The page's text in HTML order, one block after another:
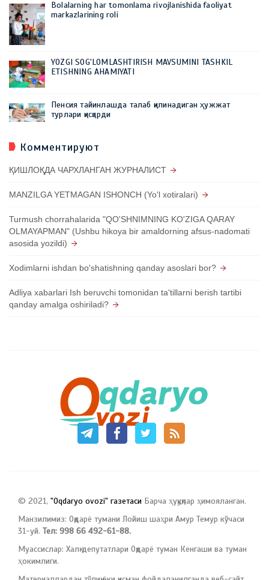
Bolalarning har tomonlama rivojlanishida faoliyat
markazlarining roli
YOZGI SOG'LOMLASHTIRISH MAVSUMINI TASHKIL
ETISHNING AHAMIYATI
Пенсия тайинлашда талаб қилинадиган ҳужжат
турлари қисқарди
Комментируют
ҚИШЛОҚДА ЧАРХЛАНГАН ЖУРНАЛИСТ
MANZILGA YETMAGAN ISHONCH (Yo'l xotiralari)
Turmush chorrahalarida "QO'SHNIMNING KO'ZIGA QARAY
OLMAYAPMAN" (Ushbu hikoya bir amaldorning afsus-nadomati
asosida yozildi)
Xodimlarni ishdan bo'shatishning qanday asoslari bor?
Adliya xabarlari Ish beruvchi tomonidan ta'tillarni berish tartibi
qanday amalga oshiriladi?
© 2021, "Oqdaryo ovozi" газетаси Барча ҳуқуқлар ҳимояланган.
Манзилимиз: Оқдарё тумани Лойиш шаҳри Амур Темур кўчаси
31-уй. Тел: 998 66 492-61-88.
Муассислар: Халқ депутатлари Оқдарё туман Кенгаши ва туман
ҳокимлиги.